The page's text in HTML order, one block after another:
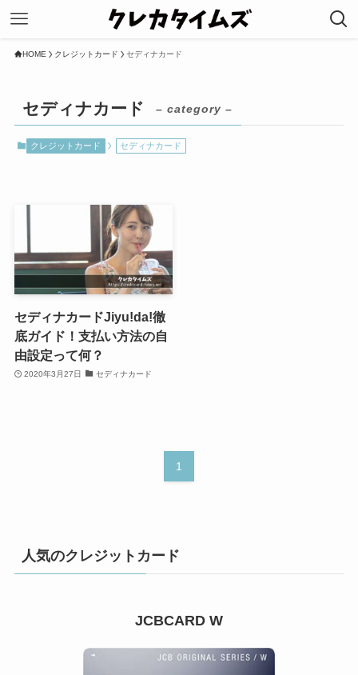
HOME クレジットカード セディナカード
セディナカード – category –
クレジットカード セディナカード
セディナカードJiyu!da!徹
底ガイド！支払い方法の自
由設定って何？
2020年3月27日 セディナカード
1
人気のクレジットカード
JCBCARD W